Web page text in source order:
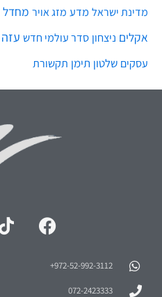
מדינת ישראל מדע מזג אויר מחדל
אקלים ניצחון סדר עולמי חדש עזה
עסקים שלטון תימן תקשורת
972-52-992-3112⁩+
072-2423333